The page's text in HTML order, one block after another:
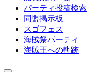
パーティ投稿検索
同盟掲示板
スゴフェス
海賊祭パーティ
海賊王への軌跡